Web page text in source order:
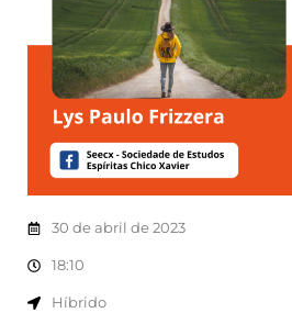
30 de abril de 2023
18:10
Híbrido